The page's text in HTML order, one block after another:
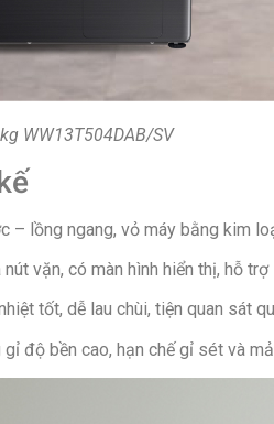
WW13T504DAB/SV
– lồng ngang, vỏ máy bằng kim
vặn, có màn hình hiển thị, hỗ
tốt, dễ lau chùi, tiện quan sát
độ bền cao, hạn chế gỉ sét và